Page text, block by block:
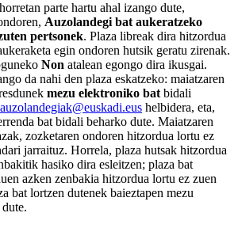
parte hartu ahal izango dute,
Auzolandegi bat aukeratzeko
pertsonek. Plaza libreak dira hitzordua
egin ondoren hutsik geratu zirenak.
Non atalean egongo dira ikusgai.
da nahi den plaza eskatzeko: maiatzaren
mezu elektroniko bat bidali
helbidera, eta,
bat bidali beharko dute. Maiatzaren
zozketaren ondoren hitzordua lortu ez
jarraituz. Horrela, plaza hutsak hitzordua
hasiko dira esleitzen; plaza bat
azken zenbakia hitzordua lortu ez zuen
bat lortzen dutenek baieztapen mezu